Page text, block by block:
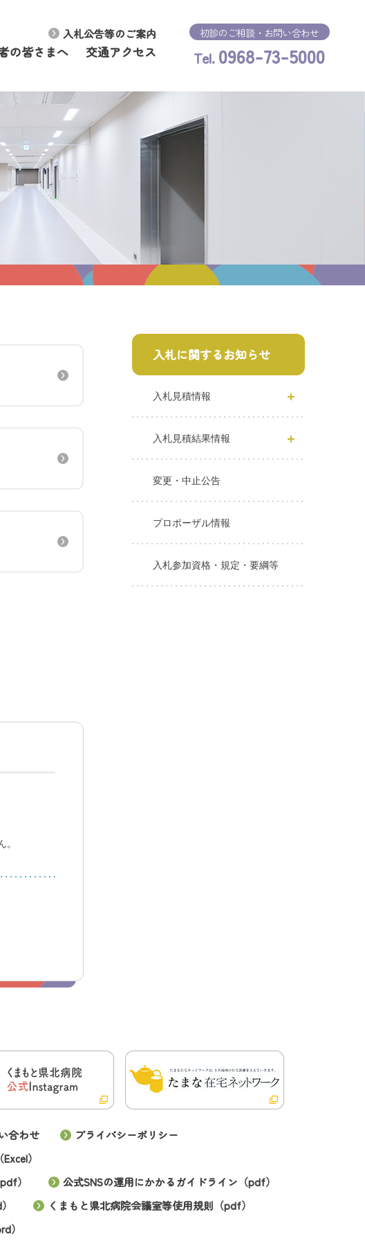
入札公告等のご案内
の皆さまへ 交通アクセス
初診のご相談・お問い合わせ
Tel. 0968-73-5000
入札に関するお知らせ
入札見積情報
入札見積結果情報
変更・中止公告
プロポーザル情報
入札参加資格・規定・要綱等
合わせ
プライバシーポリシー
）
）
公式SNSの運用にかかるガイドライン（pdf）
くまもと県北病院会議室等使用規則（pdf）
）